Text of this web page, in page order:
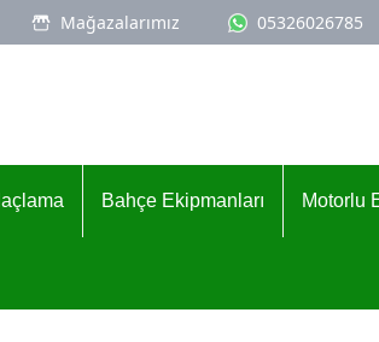
Mağazalarımız 05326026785
İlaçlama Bahçe Ekipmanları Motorlu